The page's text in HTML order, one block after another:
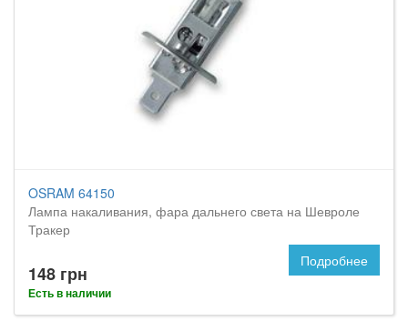
OSRAM 64150
Лампа накаливания, фара дальнего света на Шевроле
Тракер
148 грн
Есть в наличии
Подробнее